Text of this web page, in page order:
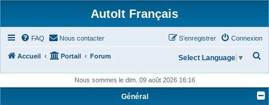
AutoIt Français
FAQ Nous contacter Connexion
S’enregistrer
Accueil Portail Forum
h
Select Language ▼
Nous sommes le dim. 09 août 2026 16:16
Général